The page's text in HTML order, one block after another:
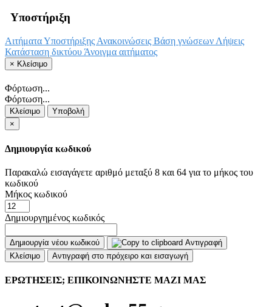
Υποστήριξη
Αιτήματα Υποστήριξης Ανακοινώσεις Βάση γνώσεων Λήψεις
Κατάσταση δικτύου Άνοιγμα αιτήματος
× Κλείσιμο
Φόρτωση...
Φόρτωση...
Κλείσιμο
Υποβολή
×
Δημιουργία κωδικού
Παρακαλώ εισαγάγετε αριθμό μεταξύ 8 και 64 για το μήκος του
κωδικού
Μήκος κωδικού
Δημιουργημένος κωδικός
Δημιουργία νέου κωδικού
Αντιγραφή
Κλείσιμο
Αντιγραφή στο πρόχειρο και εισαγωγή
ΕΡΩΤΗΣΕΙΣ; ΕΠΙΚΟΙΝΩΝΗΣΤΕ ΜΑΖΙ ΜΑΣ